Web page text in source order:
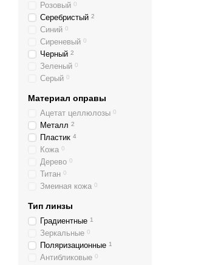
Розовый 0
Серебристый 2
Синий 0
Сиреневый 0
Черный 2
Зеленый 0
Серый 0
Материал оправы
Ацетат целлюлозы 0
Металл 2
Пластик 4
Кожа 0
Дерево 0
Титан 0
Змеиная кожа 0
Тип линзы
Градиентные 1
Зеркальные 0
Поляризационные 1
Антибликовые 0